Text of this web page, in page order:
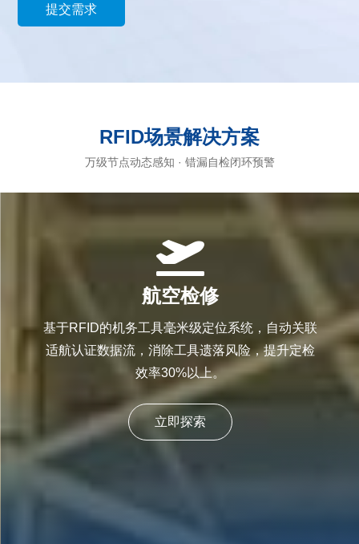
RFID场景解决方案
万级节点动态感知 · 错漏自检闭环预警
航空检修
基于RFID的机务工具毫米级定位系统，自动关联
适航认证数据流，消除工具遗落风险，提升定检
效率30%以上。
立即探索